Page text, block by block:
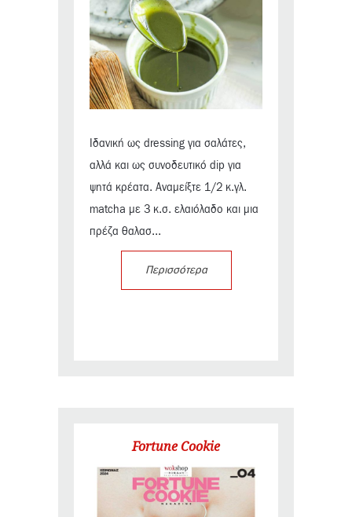
Ιδανική ως dressing για σαλάτες,
αλλά και ως συνοδευτικό dip για
ψητά κρέατα. Αναμείξτε 1/2 κ.γλ.
matcha με 3 κ.σ. ελαιόλαδο και μια
πρέζα θαλασ...
Περισσότερα
Fortune Cookie